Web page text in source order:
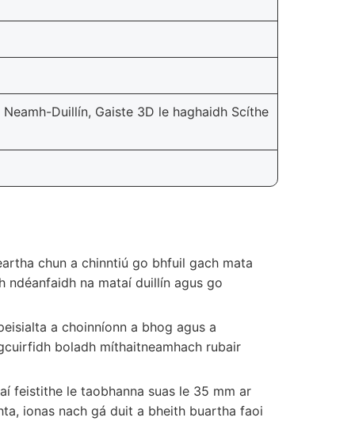
Duillín, Gaiste 3D le haghaidh Scíthe
chun a chinntiú go bhfuil gach mata
ndéanfaidh na mataí duillín agus go
a choinníonn a bhog agus a
boladh míthaitneamhach rubair
feistithe le taobhanna suas le 35 mm ar
ionas nach gá duit a bheith buartha faoi